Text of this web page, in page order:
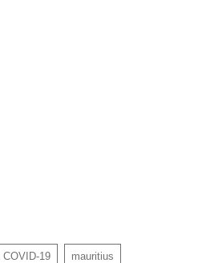
COVID-19 mauritius